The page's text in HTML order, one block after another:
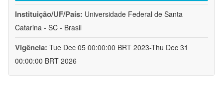
Instituição/UF/País: Universidade Federal de Santa
Catarina - SC - Brasil
Vigência: Tue Dec 05 00:00:00 BRT 2023-Thu Dec 31
00:00:00 BRT 2026